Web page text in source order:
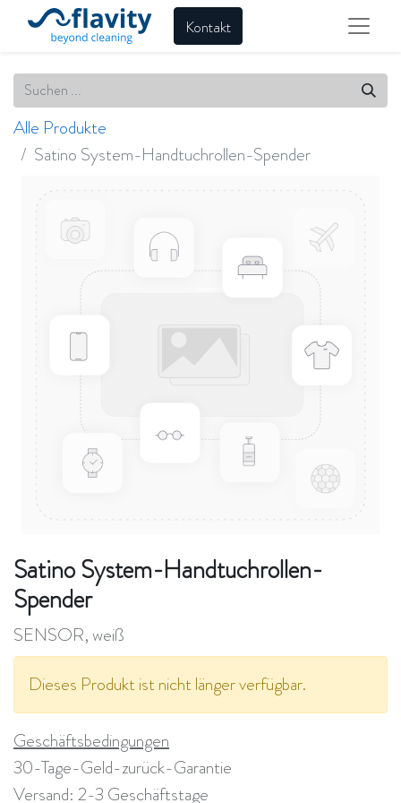
Kontakt
Alle Produkte
Satino System-Handtuchrollen-Spender
Satino System-Handtuchrollen-
Spender
SENSOR, weiß
Dieses Produkt ist nicht länger verfügbar.
Geschäftsbedingungen
30-Tage-Geld-zurück-Garantie
Versand: 2-3 Geschäftstage